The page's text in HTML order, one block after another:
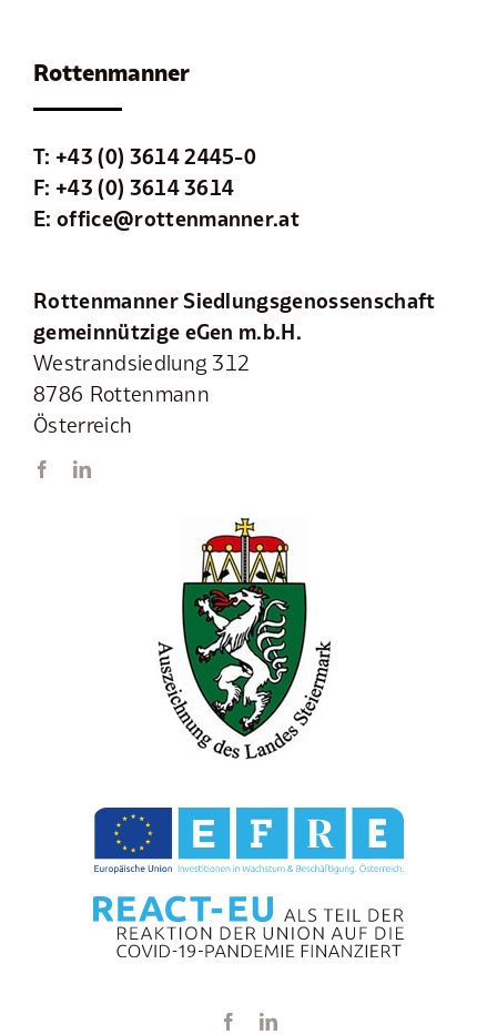
Rottenmanner
T: +43 (0) 3614 2445-0
F: +43 (0) 3614 3614
E: office@rottenmanner.at
Rottenmanner Siedlungsgenossenschaft
gemeinnützige eGen m.b.H.
Westrandsiedlung 312
8786 Rottenmann
Österreich